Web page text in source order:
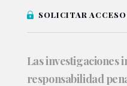
SOLICITAR ACCESO
Las investigaciones
responsabilidad